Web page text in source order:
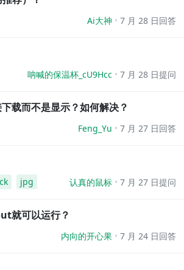
Ai大神 7 月 28 日回答
呐喊的保温杯_cU9Hcc 7 月 28 日提问
载而不是显示？如何解决？
Feng_Yu 7 月 27 日回答
jpg 认真的鼠标 7 月 27 日提问
就可以运行？
内向的开心果 7 月 24 日回答